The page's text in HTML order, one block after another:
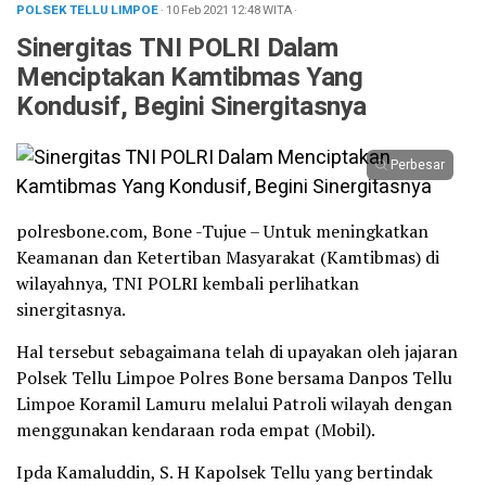
POLSEK TELLU LIMPOE· 10 Feb 2021 12:48WITA·
Sinergitas TNI POLRI Dalam
Menciptakan Kamtibmas Yang
Kondusif, Begini Sinergitasnya
Perbesar
polresbone.com, Bone -Tujue – Untuk meningkatkan
Keamanan dan Ketertiban Masyarakat (Kamtibmas) di
wilayahnya, TNI POLRI kembali perlihatkan
sinergitasnya.
Hal tersebut sebagaimana telah di upayakan oleh jajaran
Polsek Tellu Limpoe Polres Bone bersama Danpos Tellu
Limpoe Koramil Lamuru melalui Patroli wilayah dengan
menggunakan kendaraan roda empat (Mobil).
Ipda Kamaluddin, S. H Kapolsek Tellu yang bertindak